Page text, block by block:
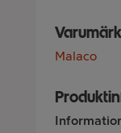
Malaco